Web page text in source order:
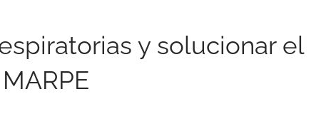
y solucionar el